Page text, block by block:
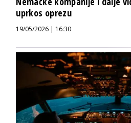
uprkos oprezu
19/05/2026 | 16:30